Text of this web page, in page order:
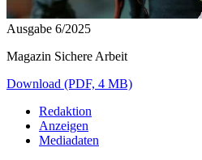
Ausgabe 6/2025
Magazin Sichere Arbeit
Download (PDF, 4 MB)
Redaktion
Anzeigen
Mediadaten